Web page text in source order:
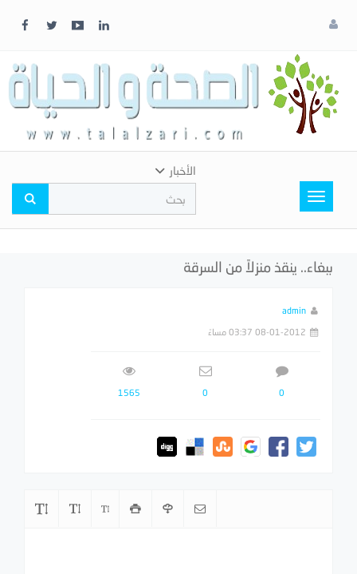
لونك
المفضل
Toggle
navigation
الأخبار
ببغاء.. ينقذ منزلاً من السرقة
admin
08-01-2012 03:37 مساءً
0
0
1565